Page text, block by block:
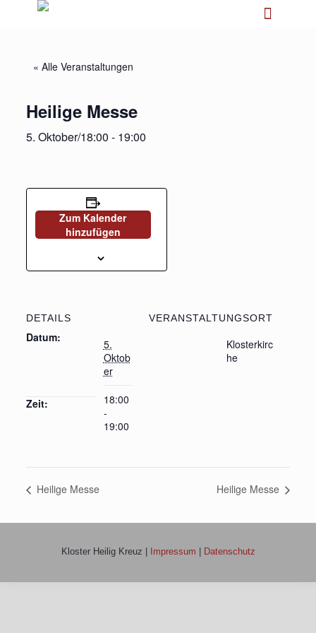
« Alle Veranstaltungen
Heilige Messe
5. Oktober/18:00 - 19:00
Zum Kalender
hinzufügen
DETAILS
Datum:
5.
Oktob
er
Zeit:
18:00
-
19:00
VERANSTALTUNGSORT
Klosterkirc
he
Heilige Messe Heilige Messe
Kloster Heilig Kreuz | Impressum | Datenschutz